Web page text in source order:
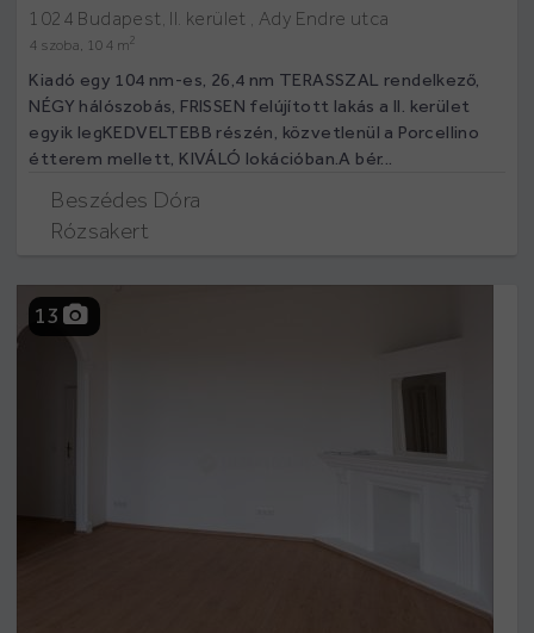
1024 Budapest, II. kerület , Ady Endre utca
4 szoba, 104 m2
Kiadó egy 104 nm-es, 26,4 nm TERASSZAL rendelkező,
NÉGY hálószobás, FRISSEN felújított lakás a II. kerület
egyik legKEDVELTEBB részén, közvetlenül a Porcellino
étterem mellett, KIVÁLÓ lokációban.A bér...
Beszédes Dóra
Rózsakert
13